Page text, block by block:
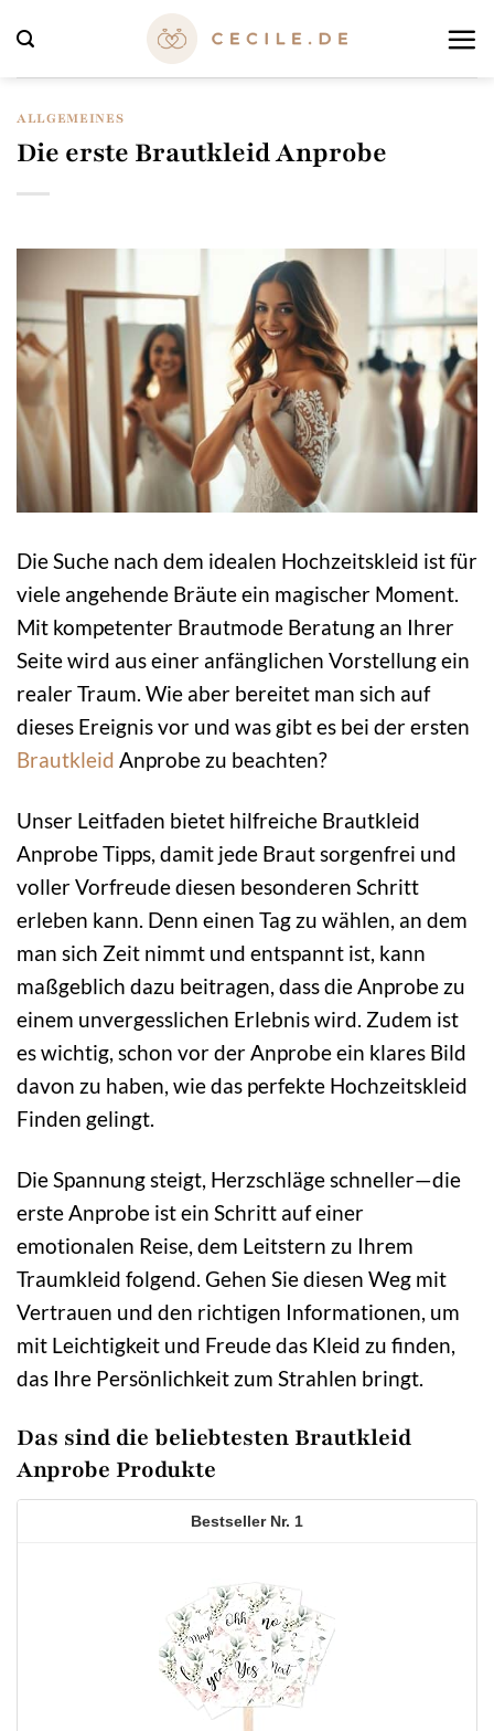
Inhalt
springen
ALLGEMEINES
Die erste Brautkleid Anprobe
Die Suche nach dem idealen Hochzeitskleid ist für
viele angehende Bräute ein magischer Moment.
Mit kompetenter Brautmode Beratung an Ihrer
Seite wird aus einer anfänglichen Vorstellung ein
realer Traum. Wie aber bereitet man sich auf
dieses Ereignis vor und was gibt es bei der ersten
Brautkleid Anprobe zu beachten?
Unser Leitfaden bietet hilfreiche Brautkleid
Anprobe Tipps, damit jede Braut sorgenfrei und
voller Vorfreude diesen besonderen Schritt
erleben kann. Denn einen Tag zu wählen, an dem
man sich Zeit nimmt und entspannt ist, kann
maßgeblich dazu beitragen, dass die Anprobe zu
einem unvergesslichen Erlebnis wird. Zudem ist
es wichtig, schon vor der Anprobe ein klares Bild
davon zu haben, wie das perfekte Hochzeitskleid
Finden gelingt.
Die Spannung steigt, Herzschläge schneller—die
erste Anprobe ist ein Schritt auf einer
emotionalen Reise, dem Leitstern zu Ihrem
Traumkleid folgend. Gehen Sie diesen Weg mit
Vertrauen und den richtigen Informationen, um
mit Leichtigkeit und Freude das Kleid zu finden,
das Ihre Persönlichkeit zum Strahlen bringt.
Das sind die beliebtesten Brautkleid
Anprobe Produkte
1